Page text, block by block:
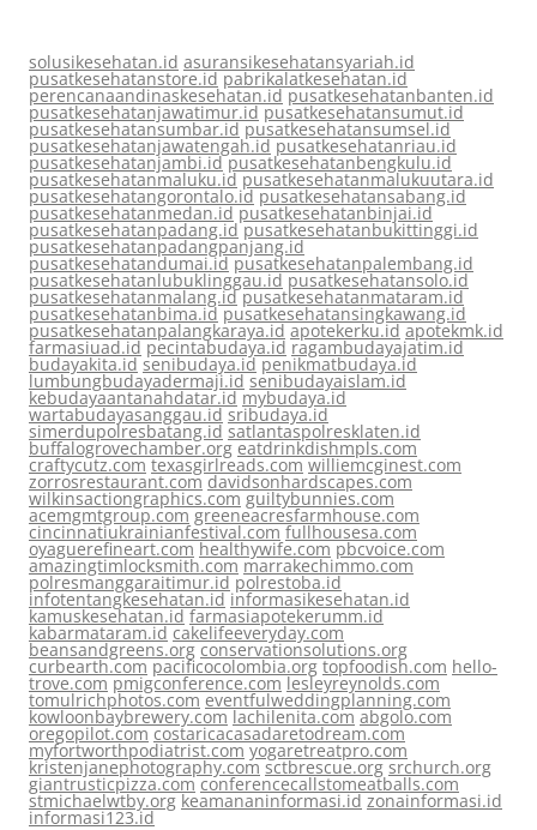
solusikesehatan.id asuransikesehatansyariah.id
pusatkesehatanstore.id pabrikalatkesehatan.id
perencanaandinaskesehatan.id pusatkesehatanbanten.id
pusatkesehatanjawatimur.id pusatkesehatansumut.id
pusatkesehatansumbar.id pusatkesehatansumsel.id
pusatkesehatanjawatengah.id pusatkesehatanriau.id
pusatkesehatanjambi.id pusatkesehatanbengkulu.id
pusatkesehatanmaluku.id pusatkesehatanmalukuutara.id
pusatkesehatangorontalo.id pusatkesehatansabang.id
pusatkesehatanmedan.id pusatkesehatanbinjai.id
pusatkesehatanpadang.id pusatkesehatanbukittinggi.id
pusatkesehatanpadangpanjang.id
pusatkesehatandumai.id pusatkesehatanpalembang.id
pusatkesehatanlubuklinggau.id pusatkesehatansolo.id
pusatkesehatanmalang.id pusatkesehatanmataram.id
pusatkesehatanbima.id pusatkesehatansingkawang.id
pusatkesehatanpalangkaraya.id apotekerku.id apotekmk.id
farmasiuad.id pecintabudaya.id ragambudayajatim.id
budayakita.id senibudaya.id penikmatbudaya.id
lumbungbudayadermaji.id senibudayaislam.id
kebudayaantanahdatar.id mybudaya.id
wartabudayasanggau.id sribudaya.id
simerdupolresbatang.id satlantaspolresklaten.id
buffalogrovechamber.org eatdrinkdishmpls.com
craftycutz.com texasgirlreads.com williemcginest.com
zorrosrestaurant.com davidsonhardscapes.com
wilkinsactiongraphics.com guiltybunnies.com
acemgmtgroup.com greeneacresfarmhouse.com
cincinnatiukrainianfestival.com fullhousesa.com
oyaguerefineart.com healthywife.com pbcvoice.com
amazingtimlocksmith.com marrakechimmo.com
polresmanggaraitimur.id polrestoba.id
infotentangkesehatan.id informasikesehatan.id
kamuskesehatan.id farmasiapotekerumm.id
kabarmataram.id cakelifeeveryday.com
beansandgreens.org conservationsolutions.org
curbearth.com pacificocolombia.org topfoodish.com hello-
trove.com pmigconference.com lesleyreynolds.com
tomulrichphotos.com eventfulweddingplanning.com
kowloonbaybrewery.com lachilenita.com abgolo.com
oregopilot.com costaricacasadaretodream.com
myfortworthpodiatrist.com yogaretreatpro.com
kristenjanephotography.com sctbrescue.org srchurch.org
giantrusticpizza.com conferencecallstomeatballs.com
stmichaelwtby.org keamananinformasi.id zonainformasi.id
informasi123.id